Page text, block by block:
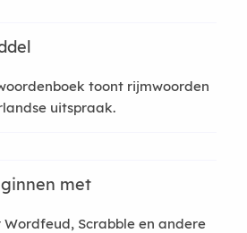
toont rijmwoorden
uitspraak.
met
Scrabble en andere